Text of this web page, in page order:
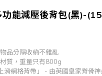
能減壓後背包(黑)-
品分隔收納不雜亂
質，重量只有800g
網格背帶」 - 由英國皇家脊骨神